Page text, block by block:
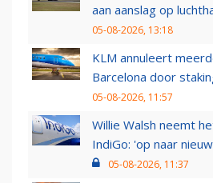
aan aanslag op
05-08-2026, 13:18
KLM annuleert
Barcelona door
05-08-2026, 11:57
Willie Walsh neemt
IndiGo: 'op naar
05-08-2026, 11:37